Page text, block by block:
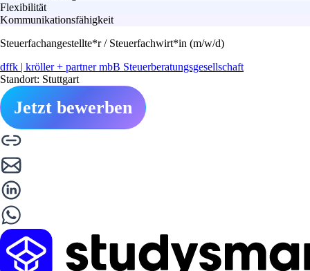
Flexibilität
Kommunikationsfähigkeit
Steuerfachangestellte*r / Steuerfachwirt*in (m/w/d)
dffk | kröller + partner mbB Steuerberatungsgesellschaft
Standort: Stuttgart
Jetzt bewerben